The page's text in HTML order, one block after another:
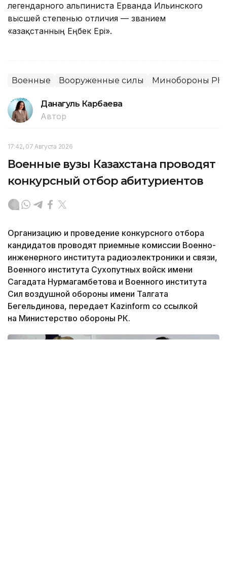
легендарного альпиниста Ерванда Ильинского
высшей степенью отличия — званием
«Қазақстанның Еңбек Ері».
Военные Вооруженные силы Минобороны РК
Данагуль Карбаева
Автор
17:42, 07 Августа 2026
Военные вузы Казахстана проводят
конкурсный отбор абитуриентов
Организацию и проведение конкурсного отбора
кандидатов проводят приемные комиссии Военно-
инженерного института радиоэлектроники и связи,
Военного института Сухопутных войск имени
Сагадата Нурмагамбетова и Военного института
Сил воздушной обороны имени Талгата
Бегельдинова, передает Kazinform со ссылкой
на Министерство обороны РК.